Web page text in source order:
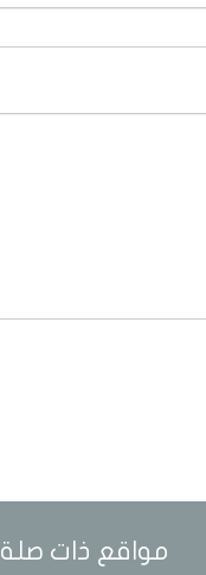
مواقع ذات صلة